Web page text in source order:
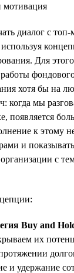
мотивация
диалог с
Для
хотя бы на
когда мы
появляется
к этому
и
с
Buy and
их
и удержание